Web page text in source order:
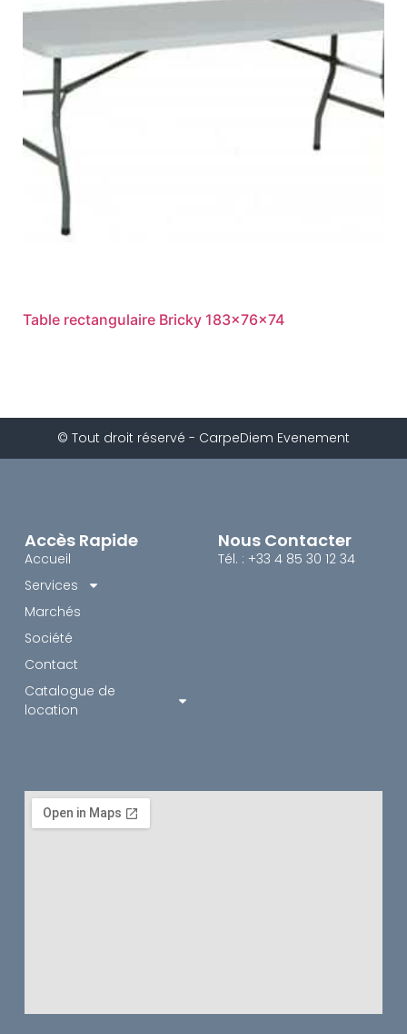
Table rectangulaire Bricky 183x76x74
© Tout droit réservé - CarpeDiem Evenement
Accès Rapide
Accueil
Services
Marchés
Société
Contact
Catalogue de
location
Nous Contacter
Tél. : +33 4 85 30 12 34